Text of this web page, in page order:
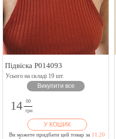
Підвіска P014093
Усього на складі 19 шт.
Викупити все
14
00
грн
У КОШИК
Ви можете придбати цей товар за 11.20